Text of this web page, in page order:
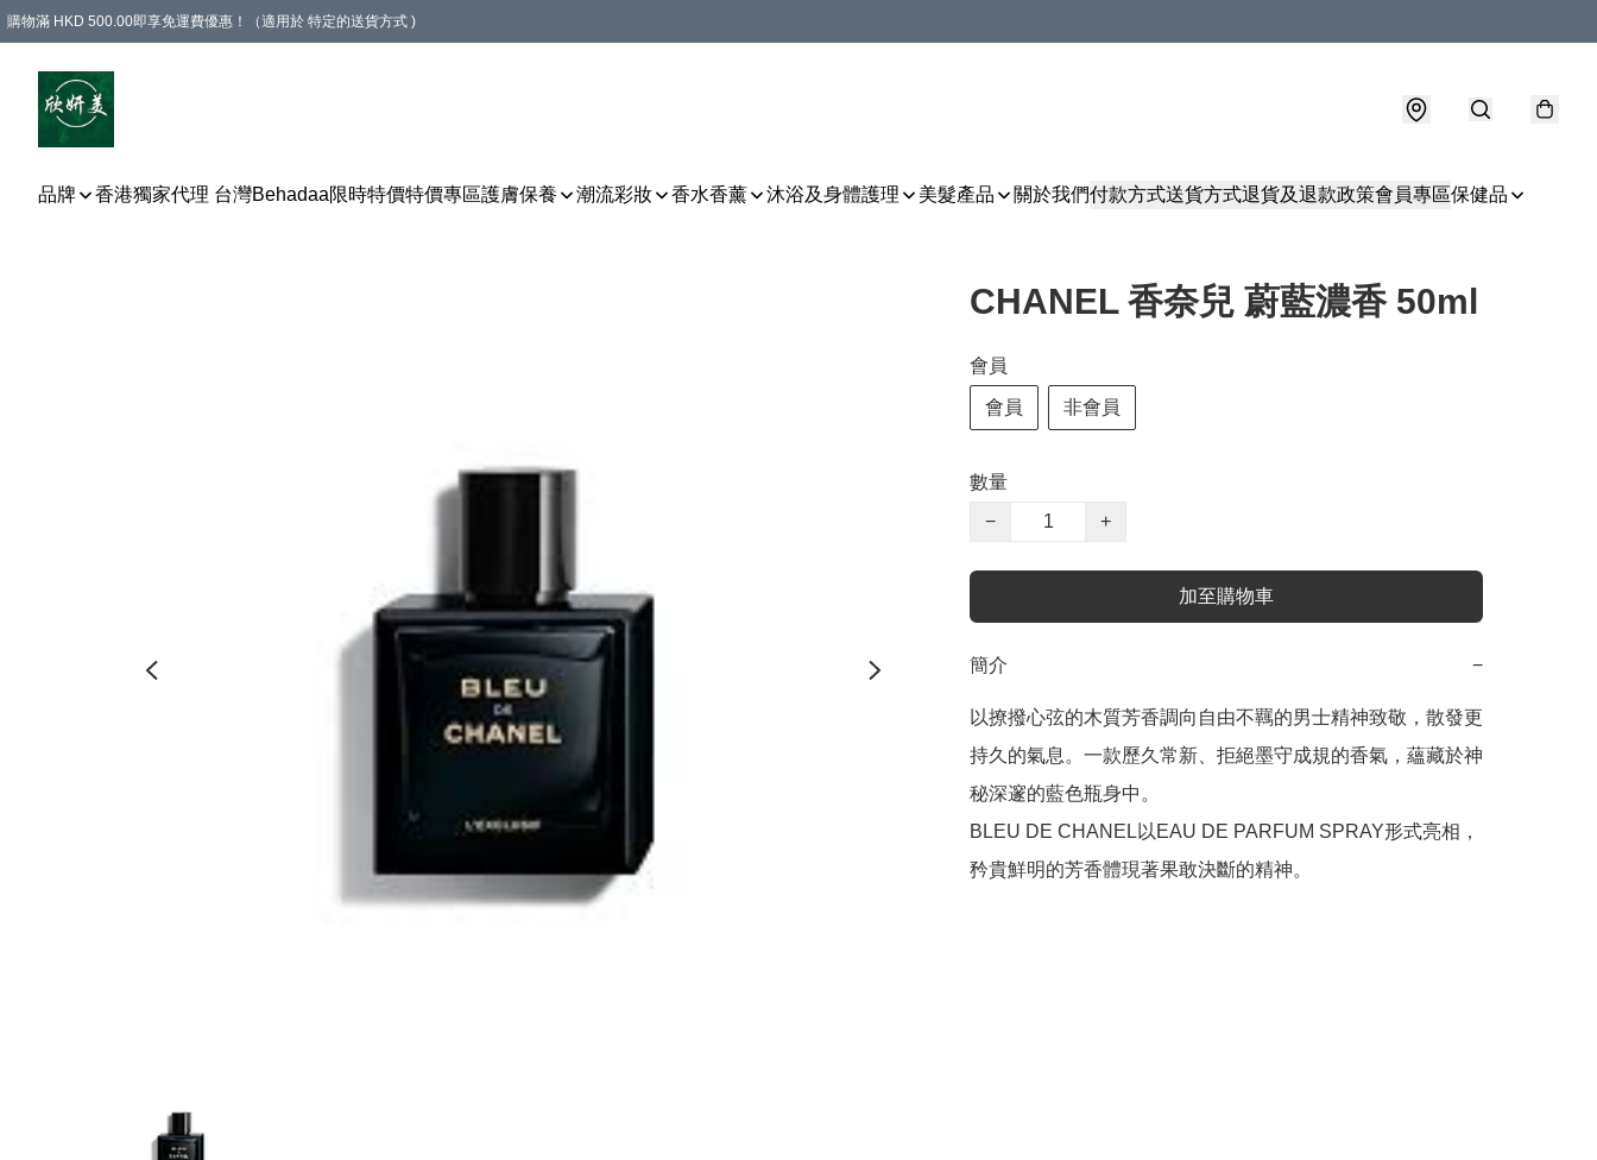
購物滿 HKD 500.00即享免運費優惠！（適用於 特定的送貨方式 )
品牌 香港獨家代理 台灣Behadaa限時特價特價專區護膚保養 潮流彩妝 香水香薰 沐浴及身體護理 美髮產品 關於我們付款方式送貨方式退貨及退款政策會員專區保健品
CHANEL 香奈兒 蔚藍濃香 50ml
會員
會員 非會員
數量
−
+
加至購物車
簡介 −
以撩撥心弦的木質芳香調向自由不羈的男士精神致敬，散發更
持久的氣息。一款歷久常新、拒絕墨守成規的香氣，蘊藏於神
秘深邃的藍色瓶身中。
BLEU DE CHANEL以EAU DE PARFUM SPRAY形式亮相，
矜貴鮮明的芳香體現著果敢決斷的精神。